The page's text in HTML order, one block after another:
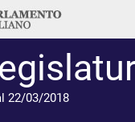
22/03/2018